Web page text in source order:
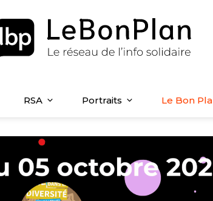
RSA Portraits Le Bon